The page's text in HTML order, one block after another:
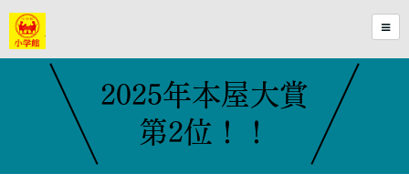
2025年本屋大賞
第2位！！